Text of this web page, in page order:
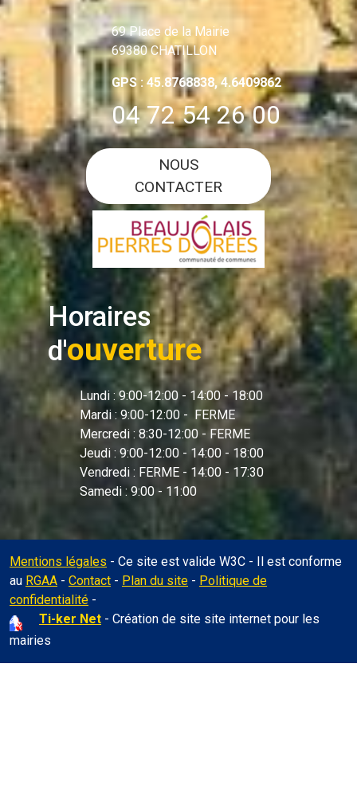
69 Place de la Mairie
69380 CHATILLON
GPS : 45.8768838, 4.6409862
04 72 54 26 00
NOUS
CONTACTER
Horaires
d'ouverture
Lundi : 9:00-12:00 - 14:00 - 18:00
Mardi : 9:00-12:00 - FERME
Mercredi : 8:30-12:00 - FERME
Jeudi : 9:00-12:00 - 14:00 - 18:00
Vendredi : FERME - 14:00 - 17:30
Samedi : 9:00 - 11:00
Mentions légales - Ce site est valide W3C - Il est conforme
au RGAA - Contact - Plan du site - Politique de
confidentialité -
Ti-ker Net - Création de site site internet pour les
mairies